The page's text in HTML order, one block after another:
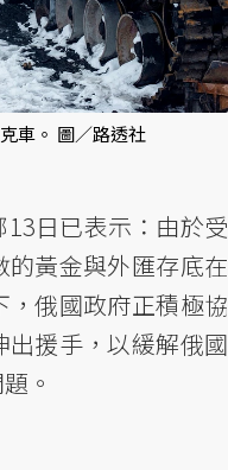
車。 圖／路透社
日已表示：由於受
黃金與外匯存底在
俄國政府正積極協
援手，以緩解俄國
。